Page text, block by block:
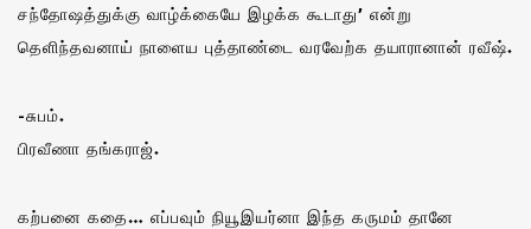
சந்தோஷத்துக்கு வாழ்க்கையே இழக்க கூடாது’ என்று
தெளிந்தவனாய் நாளைய புத்தாண்டை வரவேற்க தயாரானான் ரவீஷ்.
-சுபம்.
பிரவீணா தங்கராஜ்.
கற்பனை கதை… எப்பவும் நியூஇயர்னா இந்த கருமம் தானே